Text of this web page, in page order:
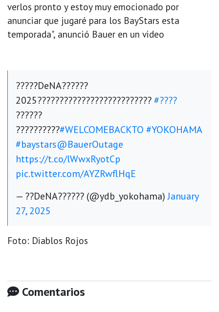
verlos pronto y estoy muy emocionado por
anunciar que jugaré para los BayStars esta
temporada", anunció Bauer en un video
?????DeNA??????
2025??????????????????????????#????
??????
??????????#WELCOMEBACKTO #YOKOHAMA
#baystars@BauerOutage
https://t.co/lWwxRyotCp
pic.twitter.com/AYZRwflHqE
— ??DeNA?????? (@ydb_yokohama)January
27, 2025
Foto: Diablos Rojos
Comentarios